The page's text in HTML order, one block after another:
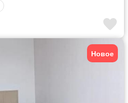
Новое